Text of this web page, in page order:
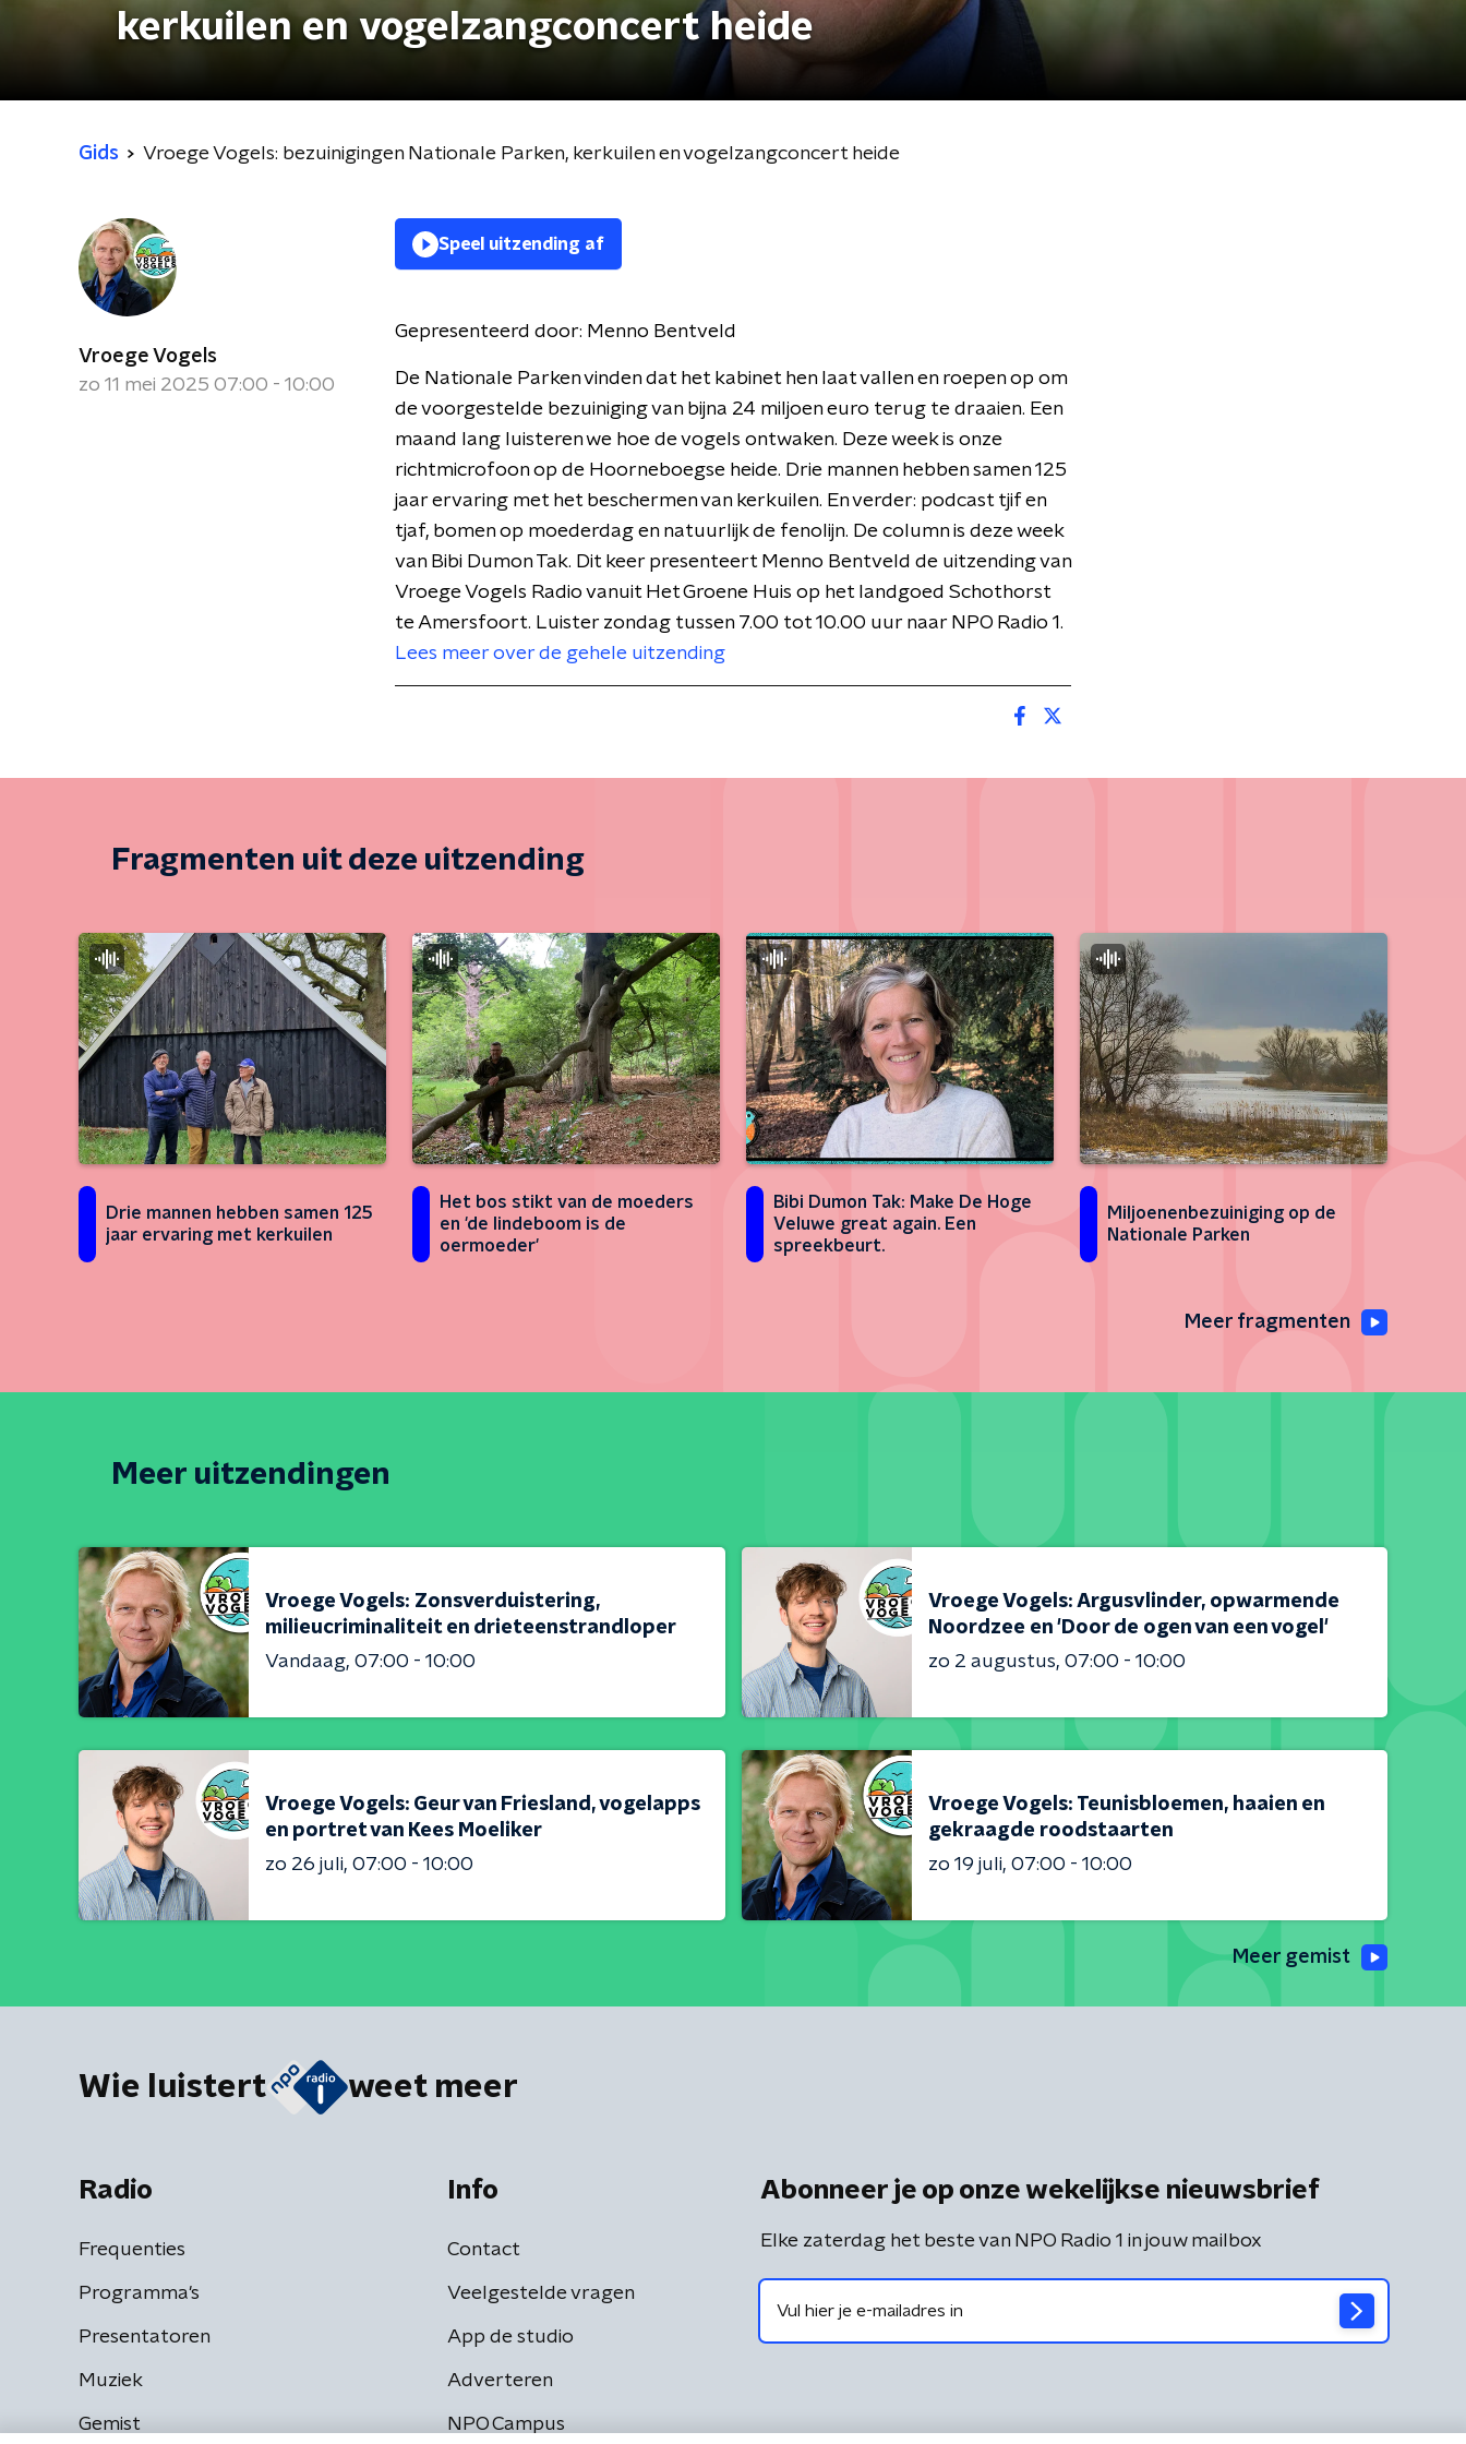
kerkuilen en vogelzangconcert heide
Gids Vroege Vogels: bezuinigingen Nationale Parken, kerkuilen en vogelzangconcert heide
Vroege Vogels
zo 11 mei 2025 07:00 - 10:00
Speel uitzending af
Gepresenteerd door: Menno Bentveld
De Nationale Parken vinden dat het kabinet hen laat vallen en roepen op om
de voorgestelde bezuiniging van bijna 24 miljoen euro terug te draaien. Een
maand lang luisteren we hoe de vogels ontwaken. Deze week is onze
richtmicrofoon op de Hoorneboegse heide. Drie mannen hebben samen 125
jaar ervaring met het beschermen van kerkuilen. En verder: podcast tjif en
tjaf, bomen op moederdag en natuurlijk de fenolijn. De column is deze week
van Bibi Dumon Tak. Dit keer presenteert Menno Bentveld de uitzending van
Vroege Vogels Radio vanuit Het Groene Huis op het landgoed Schothorst
te Amersfoort. Luister zondag tussen 7.00 tot 10.00 uur naar NPO Radio 1.
Lees meer over de gehele uitzending
Fragmenten uit deze uitzending
Drie mannen hebben samen 125
jaar ervaring met kerkuilen
Het bos stikt van de moeders
en 'de lindeboom is de
oermoeder'
Bibi Dumon Tak: Make De Hoge
Veluwe great again. Een
spreekbeurt.
Miljoenenbezuiniging op de
Nationale Parken
Meer fragmenten
Meer uitzendingen
Vroege Vogels: Zonsverduistering,
milieucriminaliteit en drieteenstrandloper
Vandaag 07:00 - 10:00
Vroege Vogels: Argusvlinder, opwarmende
Noordzee en 'Door de ogen van een vogel'
zo 2 augustus 07:00 - 10:00
Vroege Vogels: Geur van Friesland, vogelapps
en portret van Kees Moeliker
zo 26 juli 07:00 - 10:00
Vroege Vogels: Teunisbloemen, haaien en
gekraagde roodstaarten
zo 19 juli 07:00 - 10:00
Meer gemist
Wie luistert weet meer
Radio
Frequenties
Programma's
Presentatoren
Muziek
Gemist
Info
Contact
Veelgestelde vragen
App de studio
Adverteren
NPO Campus
Abonneer je op onze wekelijkse nieuwsbrief
Elke zaterdag het beste van NPO Radio 1 in jouw mailbox